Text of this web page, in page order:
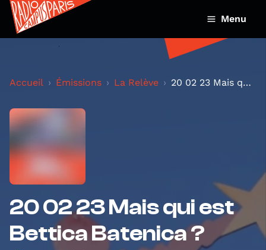
Menu
Accueil Émissions La Relève 20 02 23 Mais qui est Bettica Batenica ? Avec Rom...
20 02 23 Mais qui est
Bettica Batenica ?